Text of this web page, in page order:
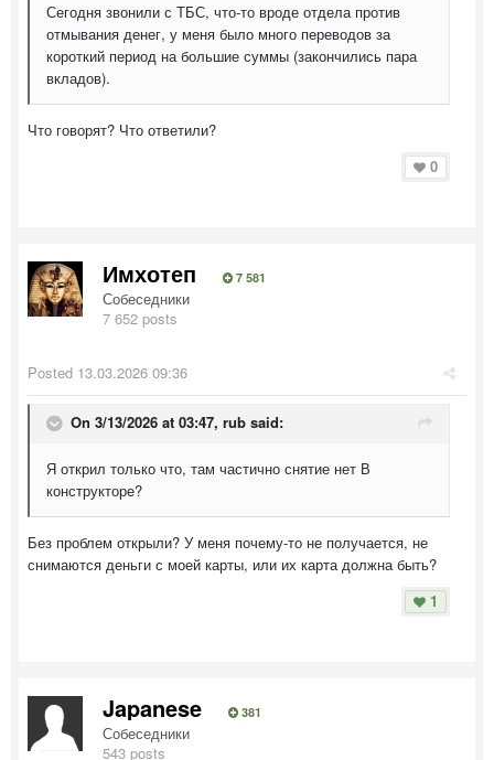
Сегодня звонили с ТБС, что-то вроде отдела против
отмывания денег, у меня было много переводов за
короткий период на большие суммы (закончились пара
вкладов).
Что говорят? Что ответили?
0
Имхотеп 7 581
Собеседники
7 652 posts
Posted 13.03.2026 09:36
On 3/13/2026 at 03:47, rub said:
Я открил только что, там частично снятие нет В
конструкторе?
Без проблем открыли? У меня почему-то не получается, не
снимаются деньги с моей карты, или их карта должна быть?
1
Japanese 381
Собеседники
543 posts